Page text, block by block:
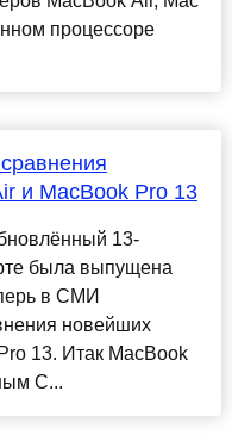
процессоре
и MacBook Pro 13
13-
была выпущена
в СМИ
новейших
13. Итак MacBook
C...